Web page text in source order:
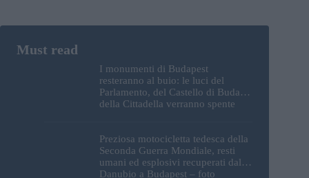
I monumenti di Budapest
resteranno al buio: le luci del
Parlamento, del Castello di Buda e
della Cittadella verranno spente
Preziosa motocicletta tedesca della
Seconda Guerra Mondiale, resti
umani ed esplosivi recuperati dal
Danubio a Budapest – foto